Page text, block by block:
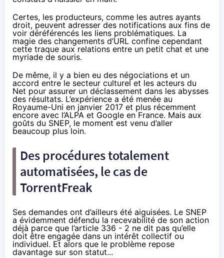
Certes, les producteurs, comme les autres ayants
droit, peuvent adresser des notifications aux fins de
voir déréférencés les liens problématiques. La
magie des changements d’URL confine cependant
cette traque aux relations entre un petit chat et une
myriade de souris.
De même, il y a bien eu des négociations et un
accord entre le secteur culturel et les acteurs du
Net pour assurer un déclassement dans les abysses
des résultats. L’expérience a été menée au
Royaume-Uni en janvier 2017 et plus récemment
encore avec l’ALPA et Google en France. Mais aux
goûts du SNEP, le moment est venu d’aller
beaucoup plus loin.
Des procédures totalement
automatisées, le cas de
TorrentFreak
Ses demandes ont d’ailleurs été aiguisées. Le SNEP
a évidemment défendu la recevabilité de son action
déjà parce que l’article 336 - 2 ne dit pas qu’elle
doit être engagée dans un intérêt collectif ou
individuel. Et alors que le problème repose
davantage sur son statut...